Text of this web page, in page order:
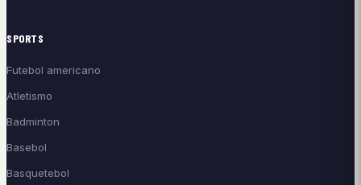
SPORTS
Futebol americano
Atletismo
Badminton
Basebol
Basquetebol